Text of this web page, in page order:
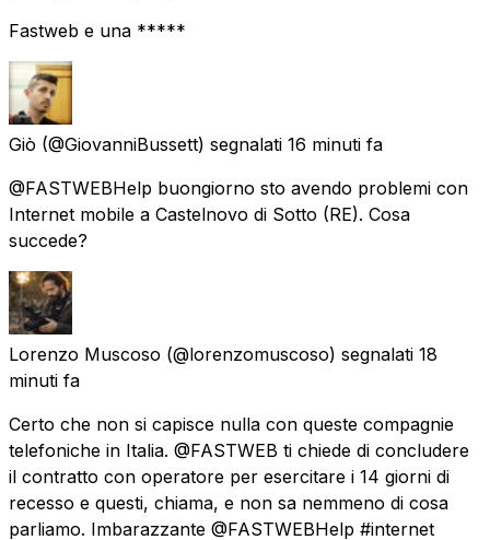
Fastweb e una *****
Giò (@GiovanniBussett) segnalati 16 minuti fa
@FASTWEBHelp buongiorno sto avendo problemi con
Internet mobile a Castelnovo di Sotto (RE). Cosa
succede?
Lorenzo Muscoso (@lorenzomuscoso) segnalati 18
minuti fa
Certo che non si capisce nulla con queste compagnie
telefoniche in Italia. @FASTWEB ti chiede di concludere
il contratto con operatore per esercitare i 14 giorni di
recesso e questi, chiama, e non sa nemmeno di cosa
parliamo. Imbarazzante @FASTWEBHelp #internet